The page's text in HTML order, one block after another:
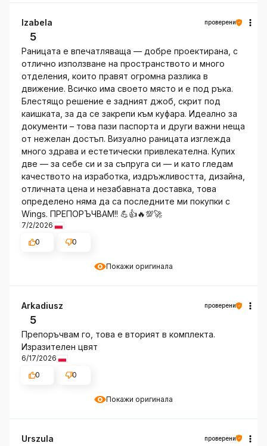
Покажи оригинала
Izabela проверени
5
Раницата е впечатляваща — добре проектирана, с
отлично използване на пространството и много
отделения, които правят огромна разлика в
движение. Всичко има своето място и е под ръка.
Блестящо решение е задният джоб, скрит под
каишката, за да се закрепи към куфара. Идеално за
документи – това пази паспорта и други важни неща
от нежелан достъп. Визуално раницата изглежда
много здрава и естетически привлекателна. Купих
две — за себе си и за съпруга си — и като гледам
качеството на изработка, издръжливостта, дизайна,
отличната цена и незабавната доставка, това
определено няма да са последните ми покупки с
Wings. ПРЕПОРЪЧВАМ!! 💪👍🔥💯🚀
7/2/2026
0
0
Покажи оригинала
Arkadiusz проверени
5
Препоръчвам го, това е вторият в комплекта.
Изразителен цвят
6/17/2026
0
0
Urszula проверени